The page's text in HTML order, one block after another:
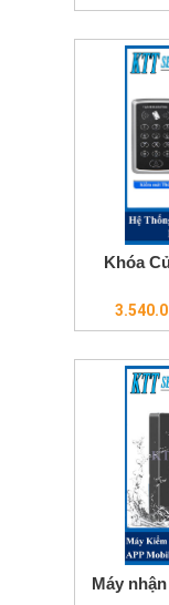
Khóa
Máy